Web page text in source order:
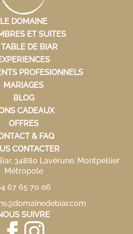
LE DOMAINE
ET SUITES
DE BIAR
PROFESIONNELS
MARIAGES
BLOG
CADEAUX
OFFRES
& FAQ
CONTACTER
34880 Lavérune, Montpellier
Métropole
67 65 70 06
SUIVRE